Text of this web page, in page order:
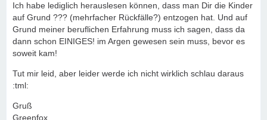
Ich habe lediglich herauslesen können, dass man Dir die Kinder
auf Grund ??? (mehrfacher Rückfälle?) entzogen hat. Und auf
Grund meiner beruflichen Erfahrung muss ich sagen, dass da
dann schon EINIGES! im Argen gewesen sein muss, bevor es
soweit kam!
Tut mir leid, aber leider werde ich nicht wirklich schlau daraus
:tml:
Gruß
Greenfox